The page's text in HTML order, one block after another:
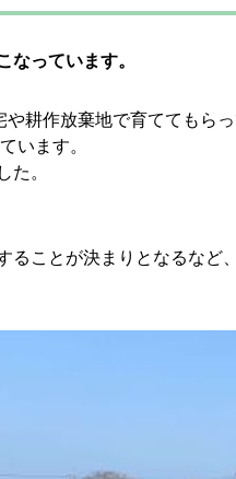
っています。
耕作放棄地で育ててもらっ
います。
た。
ことが決まりとなるなど、